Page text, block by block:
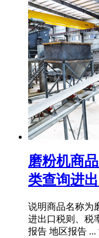
磨粉机商
类查询进
说明商品名称为
进出口税则、税
报告 地区报告 ...